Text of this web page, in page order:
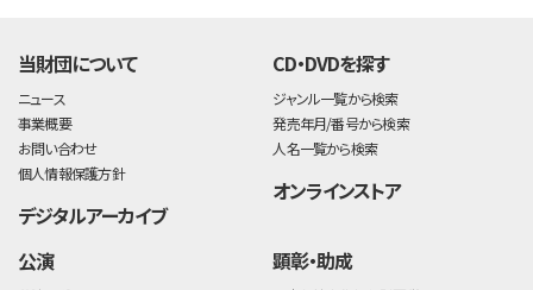
当財団について
ニュース
事業概要
お問い合わせ
個人情報保護方針
デジタルアーカイブ
CD・DVDを探す
ジャンル一覧から検索
発売年月/番号から検索
人名一覧から検索
オンラインストア
公演 顕彰・助成